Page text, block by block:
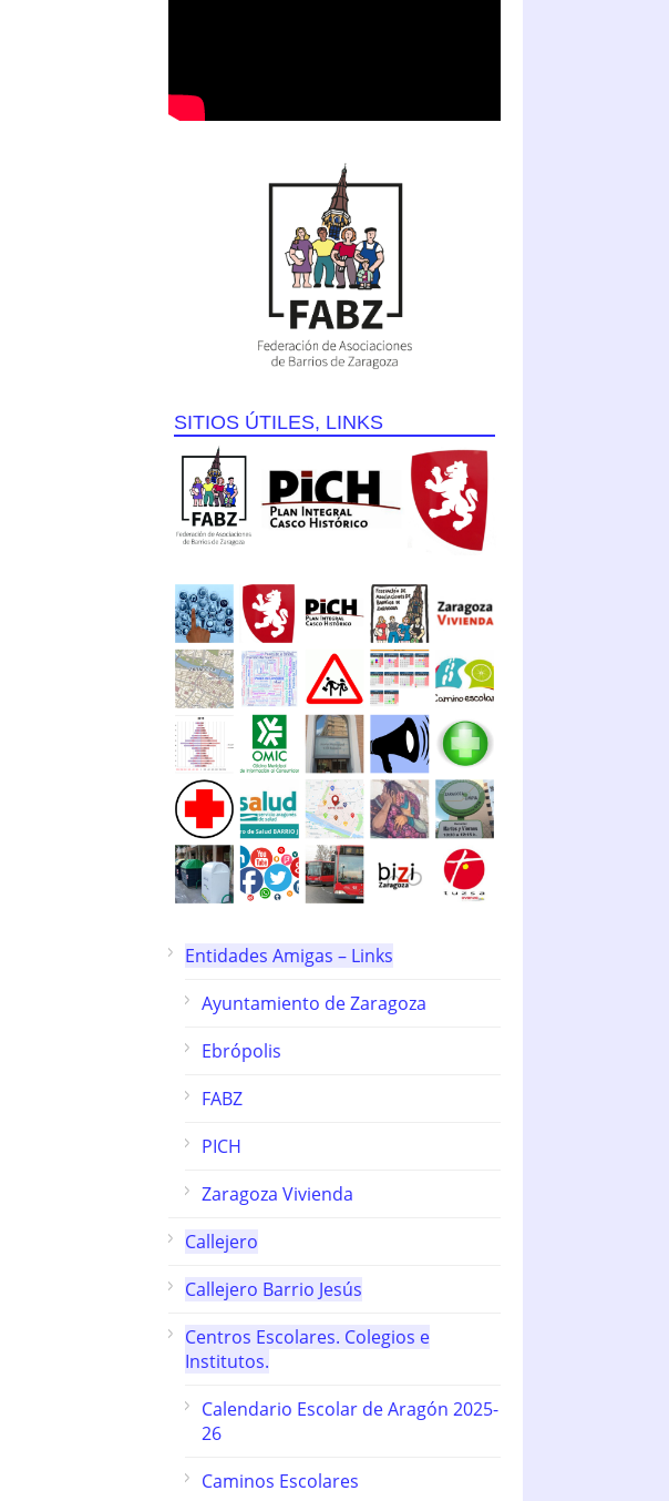
SITIOS ÚTILES, LINKS
Entidades Amigas – Links
Ayuntamiento de Zaragoza
Ebrópolis
FABZ
PICH
Zaragoza Vivienda
Callejero
Callejero Barrio Jesús
Centros Escolares. Colegios e
Institutos.
Calendario Escolar de Aragón 2025-
26
Caminos Escolares